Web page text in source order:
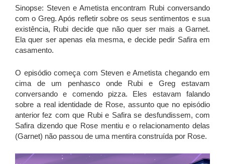
Sinopse: Steven e Ametista encontram Rubi conversando
com o Greg. Após refletir sobre os seus sentimentos e sua
existência, Rubi decide que não quer ser mais a Garnet.
Ela quer ser apenas ela mesma, e decide pedir Safira em
casamento.
O episódio começa com Steven e Ametista chegando em
cima de um penhasco onde Rubi e Greg estavam
conversando e comendo pizza. Eles estavam falando
sobre a real identidade de Rose, assunto que no episódio
anterior fez com que Rubi e Safira se desfundissem, com
Safira dizendo que Rose mentiu e o relacionamento delas
(Garnet) não passou de uma mentira construída por Rose.